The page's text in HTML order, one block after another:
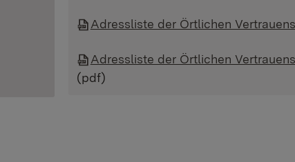
Adressliste der Örtlichen
Adressliste der Örtlichen
(pdf)